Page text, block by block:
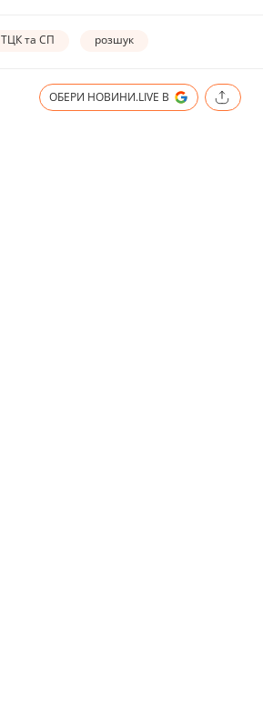
ТЦК та СП розшук
ОБЕРИ НОВИНИ.LIVE В